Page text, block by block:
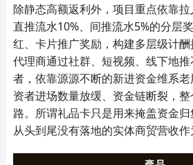
除静态高额返利外，项目重点依靠
直推流水10%、间推流水5%的分层
红、卡片推广奖励，构建多层级计
代理商通过社群、短视频、线下地
者，依靠源源不断的新进资金维系
资者进场数量放缓、资金链断裂，
路。所谓礼品卡只是用来掩盖资金
从头到尾没有落地的实体商贸营收作